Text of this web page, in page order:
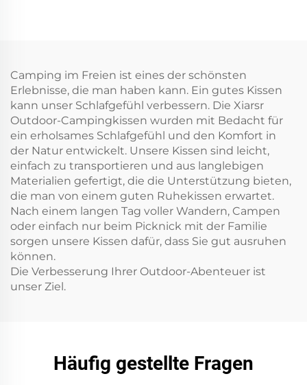
Camping im Freien ist eines der schönsten
Erlebnisse, die man haben kann. Ein gutes Kissen
kann unser Schlafgefühl verbessern. Die Xiarsr
Outdoor-Campingkissen wurden mit Bedacht für
ein erholsames Schlafgefühl und den Komfort in
der Natur entwickelt. Unsere Kissen sind leicht,
einfach zu transportieren und aus langlebigen
Materialien gefertigt, die die Unterstützung bieten,
die man von einem guten Ruhekissen erwartet.
Nach einem langen Tag voller Wandern, Campen
oder einfach nur beim Picknick mit der Familie
sorgen unsere Kissen dafür, dass Sie gut ausruhen
können.
Die Verbesserung Ihrer Outdoor-Abenteuer ist
unser Ziel.
Häufig gestellte Fragen